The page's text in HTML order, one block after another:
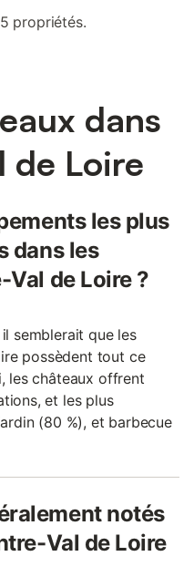
propriétés.
dans
de Loire
les plus
dans les
de Loire ?
semblerait que les
possèdent tout ce
les châteaux offrent
et les plus
(80 %), et barbecue
notés
Val de Loire